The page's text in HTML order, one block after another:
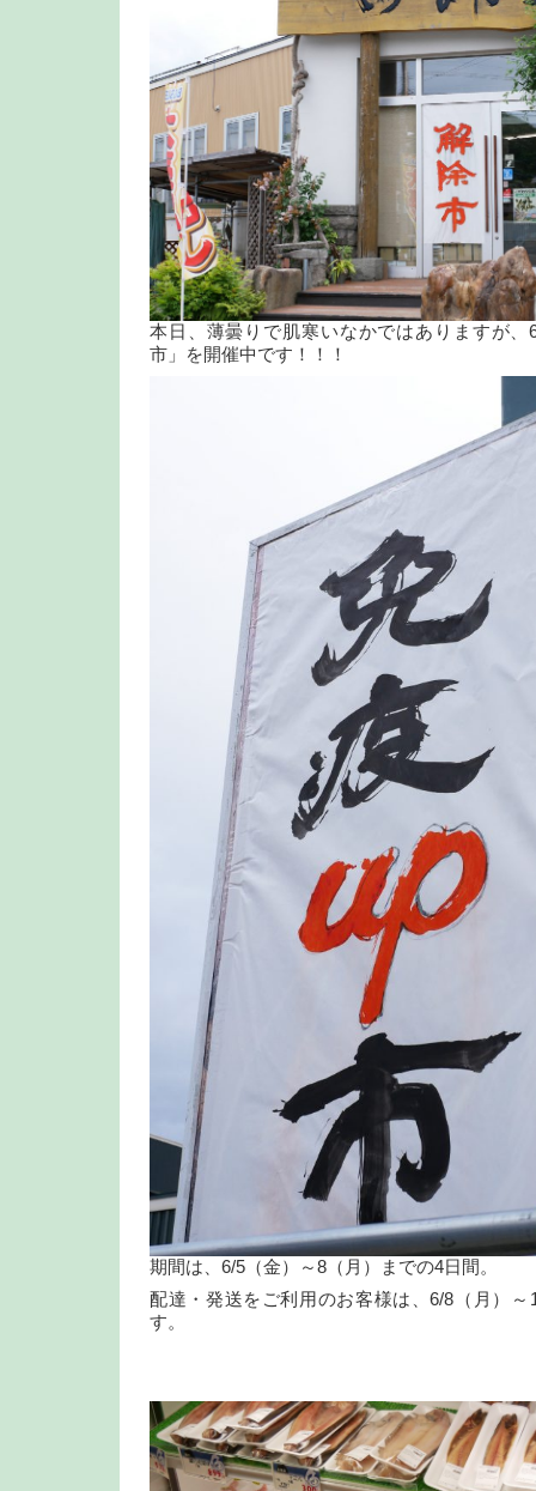
本日、薄曇りで肌寒いなかではありますが
市」を開催中です！！！
期間は、6/5（金）～8（月）までの4日間。
配達・発送をご利用のお客様は、6/8（月）
す。